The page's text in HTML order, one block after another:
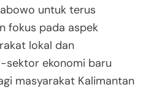
untuk terus
fokus pada aspek
lokal dan
sektor ekonomi baru
masyarakat Kalimantan